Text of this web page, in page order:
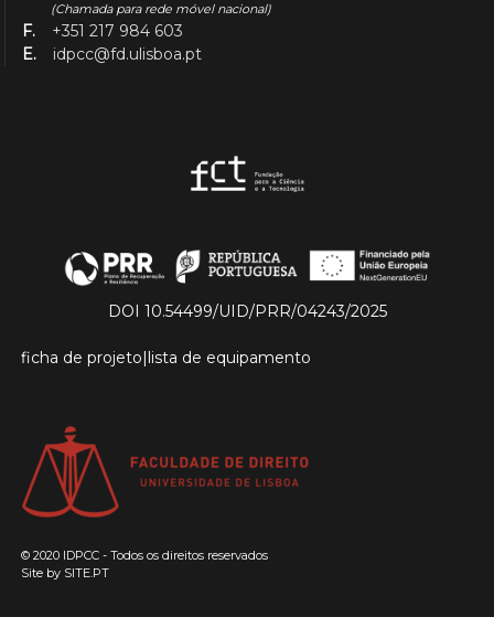
(Chamada para rede móvel nacional)
F.
+351 217 984 603
E.
idpcc@fd.ulisboa.pt
© 2020 IDPCC - Todos os direitos reservados
Site by SITE.PT
DOI 10.54499/UID/PRR/04243/2025
ficha de projeto|lista de equipamento